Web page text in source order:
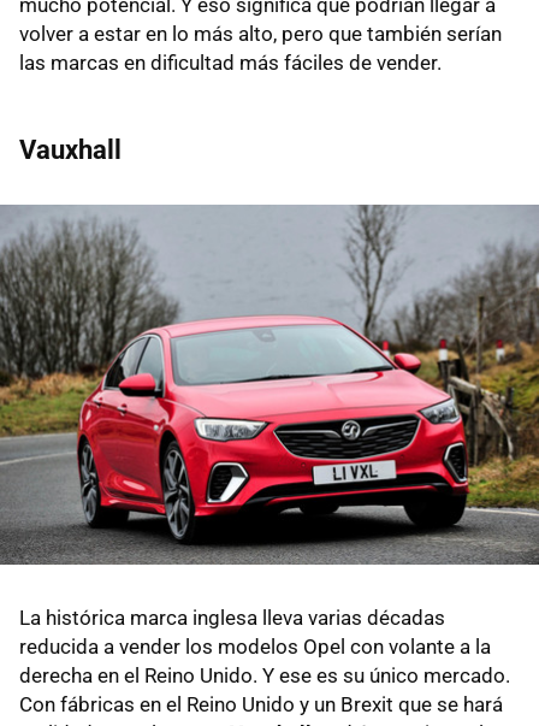
mucho potencial. Y eso significa que podrían llegar a
volver a estar en lo más alto, pero que también serían
las marcas en dificultad más fáciles de vender.
Vauxhall
La histórica marca inglesa lleva varias décadas
reducida a vender los modelos Opel con volante a la
derecha en el Reino Unido. Y ese es su único mercado.
Con fábricas en el Reino Unido y un Brexit que se hará